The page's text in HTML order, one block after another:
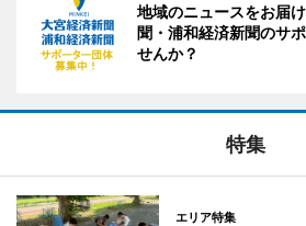
地域のニュースをお届
聞・浦和経済新聞のサ
せんか？
特集
エリア特集